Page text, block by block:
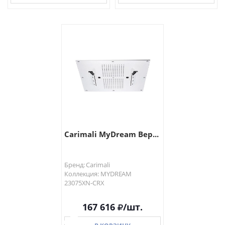
Carimali MyDream Вер...
Бренд: Carimali
Коллекция: MYDREAM
23075XN-CRX
167 616 /шт.